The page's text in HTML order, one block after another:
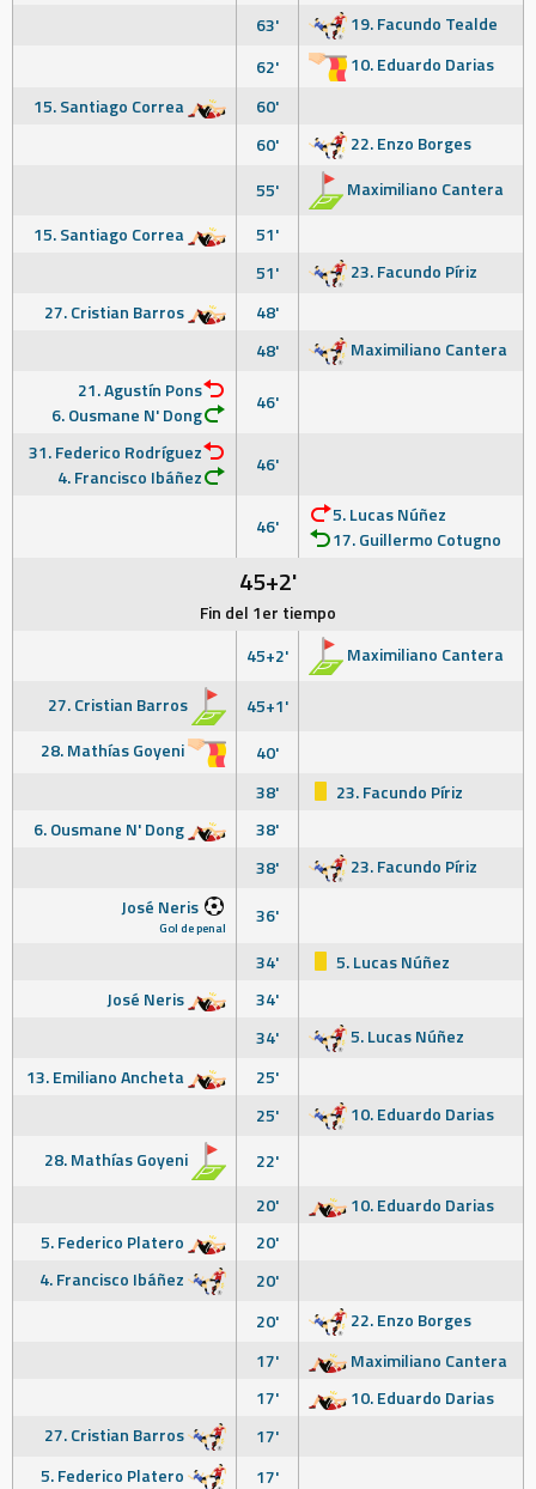
63'
19. Facundo Tealde
62'
10. Eduardo Darias
15. Santiago Correa
60'
60'
22. Enzo Borges
55'
Maximiliano Cantera
15. Santiago Correa
51'
51'
23. Facundo Píriz
27. Cristian Barros
48'
48'
Maximiliano Cantera
21. Agustín Pons
6. Ousmane N' Dong
46'
31. Federico Rodríguez
4. Francisco Ibáñez
46'
46'
5. Lucas Núñez
17. Guillermo Cotugno
45+2'
Fin del 1er tiempo
45+2'
Maximiliano Cantera
27. Cristian Barros
45+1'
28. Mathías Goyeni
40'
38'
23. Facundo Píriz
6. Ousmane N' Dong
38'
38'
23. Facundo Píriz
José Neris
Gol de penal
36'
34'
5. Lucas Núñez
José Neris
34'
34'
5. Lucas Núñez
13. Emiliano Ancheta
25'
25'
10. Eduardo Darias
28. Mathías Goyeni
22'
20'
10. Eduardo Darias
5. Federico Platero
20'
4. Francisco Ibáñez
20'
20'
22. Enzo Borges
17'
Maximiliano Cantera
17'
10. Eduardo Darias
27. Cristian Barros
17'
5. Federico Platero
17'